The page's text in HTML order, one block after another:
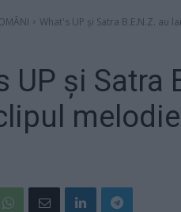
What's UP şi Satra B.E.N.Z. au
UP şi Satra